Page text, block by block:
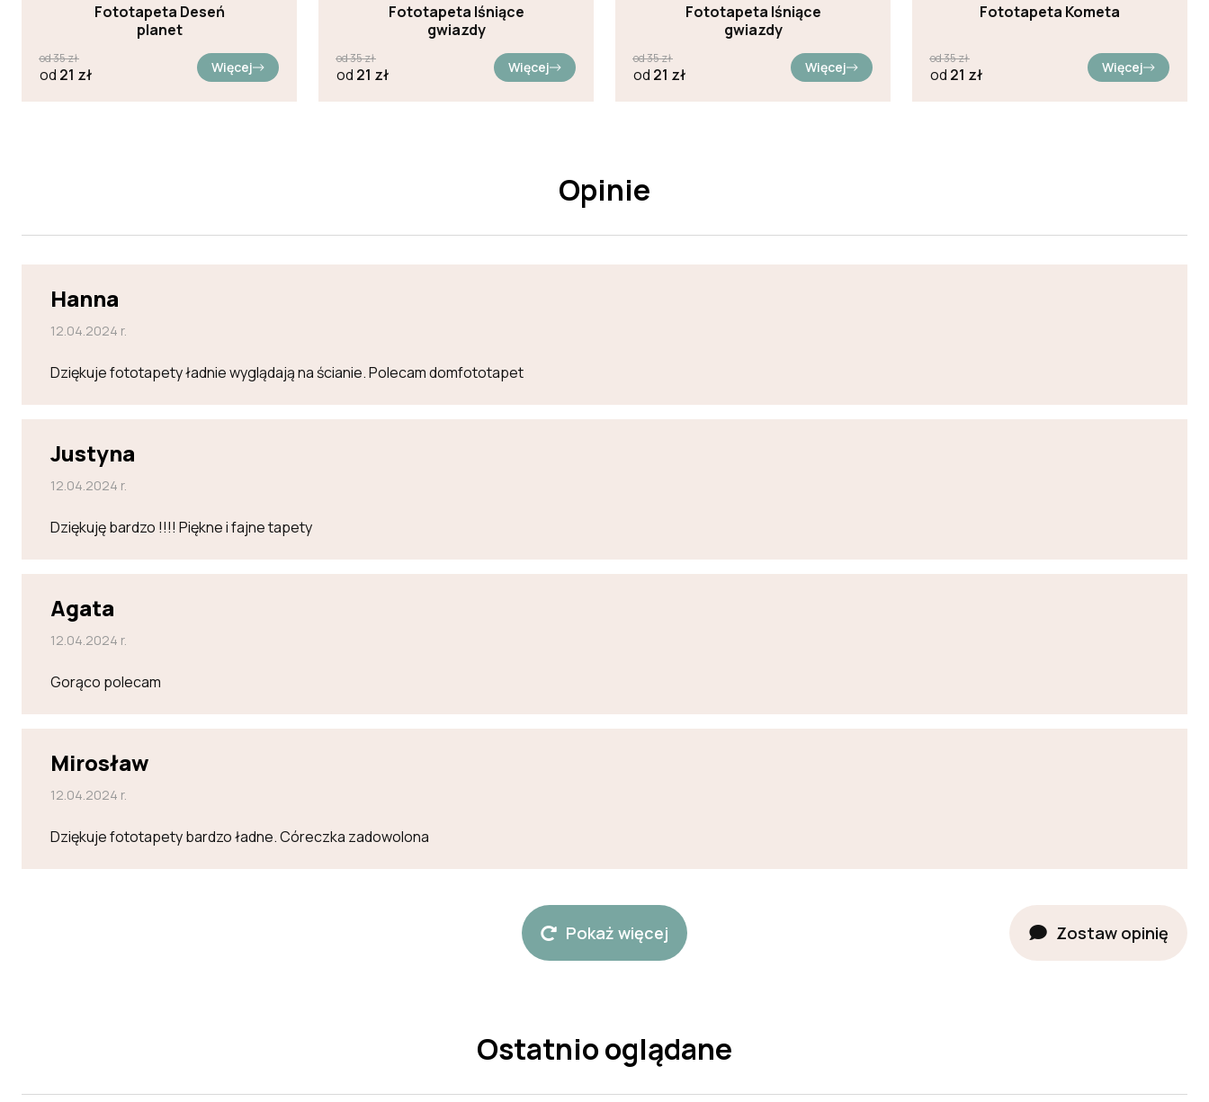
Fototapeta Deseń
planet
od35zł
od 21 zł Więcej
Fototapeta lśniące
gwiazdy
od35zł
od 21 zł Więcej
Fototapeta lśniące
gwiazdy
od35zł
od 21 zł Więcej
Fototapeta Kometa
od35zł
od 21 zł Więcej
Opinie
Hanna
12.04.2024 r.
Dziękuje fototapety ładnie wyglądają na ścianie. Polecam domfototapet
Justyna
12.04.2024 r.
Dziękuję bardzo !!!! Piękne i fajne tapety
Agata
12.04.2024 r.
Gorąco polecam
Mirosław
12.04.2024 r.
Dziękuje fototapety bardzo ładne. Córeczka zadowolona
Pokaż więcej Zostaw opinię
Ostatnio oglądane